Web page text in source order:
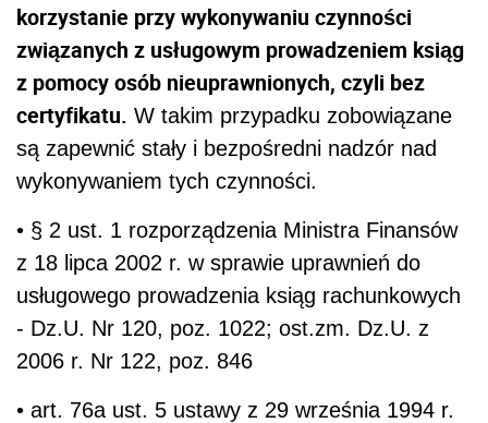
korzystanie przy wykonywaniu czynności
związanych z usługowym prowadzeniem ksiąg
z pomocy osób nieuprawnionych, czyli bez
certyfikatu. W takim przypadku zobowiązane
są zapewnić stały i bezpośredni nadzór nad
wykonywaniem tych czynności.
• § 2 ust. 1 rozporządzenia Ministra Finansów
z 18 lipca 2002 r. w sprawie uprawnień do
usługowego prowadzenia ksiąg rachunkowych
- Dz.U. Nr 120, poz. 1022; ost.zm. Dz.U. z
2006 r. Nr 122, poz. 846
• art. 76a ust. 5 ustawy z 29 września 1994 r.